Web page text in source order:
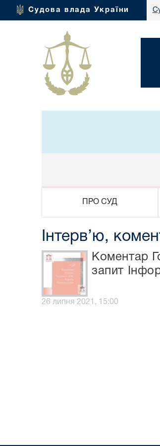
Судова влада України
ПРО СУД
Інтерв’ю,
Коментар
запит
26 липня 2021, 15:00